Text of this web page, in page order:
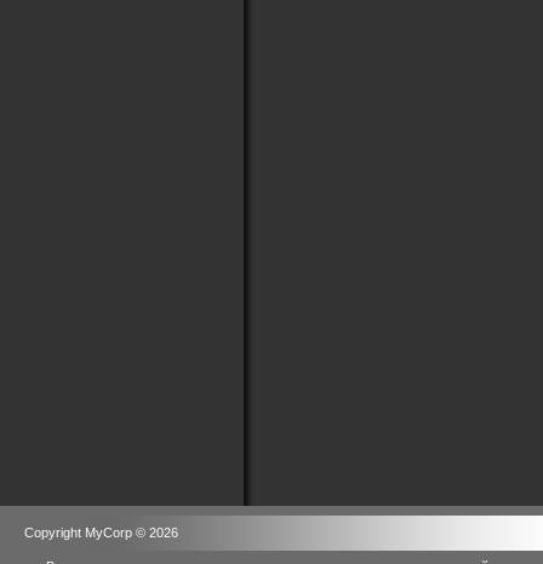
Copyright MyCorp © 2026